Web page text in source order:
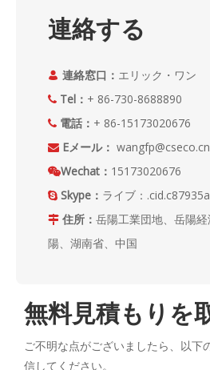
連絡する
 連絡窓口： エリック・ワン
 Tel： + 86-730-8688890
 電話： + 86-15173020676
 Eメール： wangfp@cseco.cn
Wechat： 15173020676
 Skype： ライブ：
 住所： 岳陽工業団地、岳陽
陽、湖南省、中国
無料見積もりを
ご不明な点がございましたら、以下
信してください。